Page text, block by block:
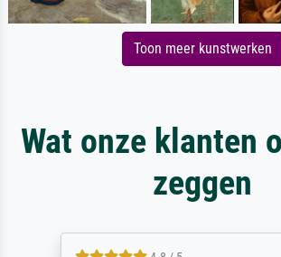
Toon meer kunstwerken
Wat onze klanten
zeggen